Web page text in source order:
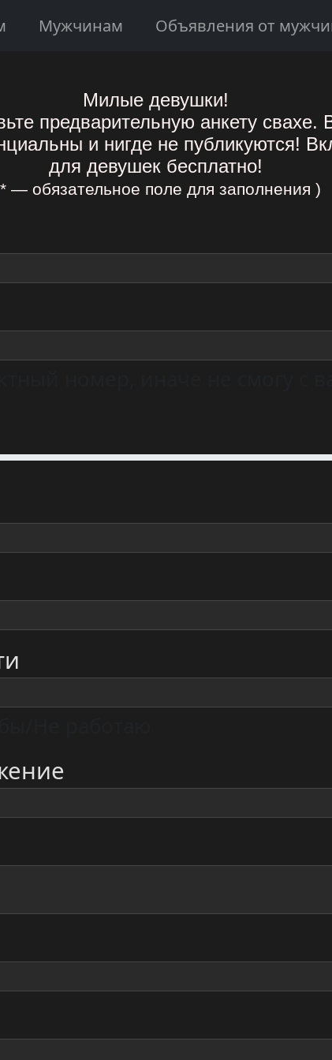
Мужчинам Объявления от
Милые девушки!
предварительную анкету
и нигде не публикуются!
для девушек бесплатно!
— обязательное поле для заполнения )